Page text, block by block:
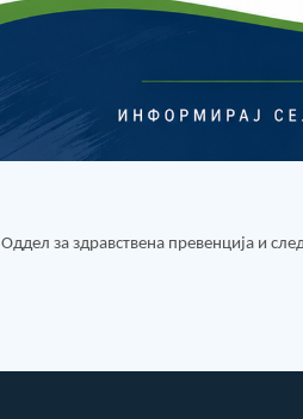
Оддел за здравствена превенција и